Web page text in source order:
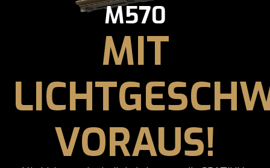
M570
MIT
VORAUS!